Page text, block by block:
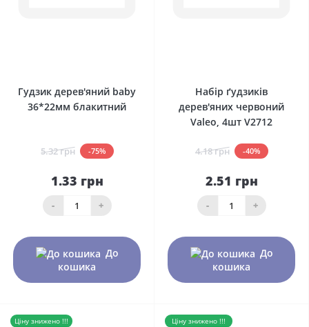
Гудзик дерев'яний baby
36*22мм блакитний
5.32 грн -75%
1.33 грн
- +
До
кошика
Набір ґудзиків
дерев'яних червоний
Valeo, 4шт V2712
4.18 грн -40%
2.51 грн
- +
До
кошика
Ціну знижено !!!
Ціну знижено !!!